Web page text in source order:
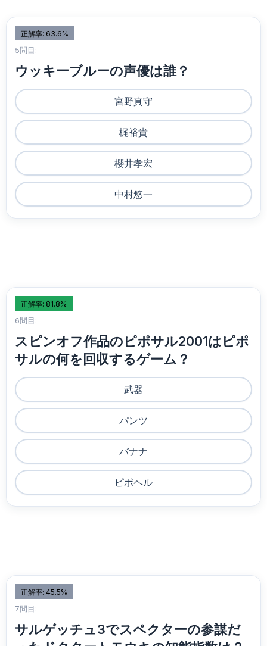
正解率: 63.6%
5問目:
ウッキーブルーの声優は誰？
宮野真守
梶裕貴
櫻井孝宏
中村悠一
正解率: 81.8%
6問目:
スピンオフ作品のピポサル2001はピポ
サルの何を回収するゲーム？
武器
パンツ
バナナ
ピポヘル
正解率: 45.5%
7問目:
サルゲッチュ3でスペクターの参謀だ